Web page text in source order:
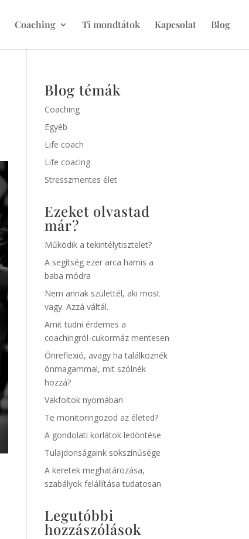
Coaching Ti mondtátok Kapcsolat Blog
Blog témák
Coaching
Egyéb
Life coach
Life coacing
Stresszmentes élet
Ezeket olvastad
már?
Működik a tekintélytisztelet?
A segítség ezer arca hamis a
baba módra
Nem annak születtél, aki most
vagy. Azzá váltál.
Amit tudni érdemes a
coachingról-cukormáz mentesen
Önreflexió, avagy ha találkoznék
önmagammal, mit szólnék
hozzá?
Vakfoltok nyomában
Te monitoringozod az életed?
A gondolati korlátok ledöntése
Tulajdonságaink sokszínűsége
A keretek meghatározása,
szabályok felállítása tudatosan
Legutóbbi
hozzászólások